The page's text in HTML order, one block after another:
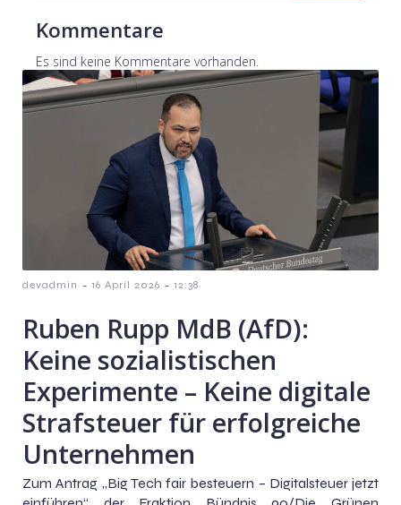
Kommentare
Es sind keine Kommentare vorhanden.
devadmin - 16 April 2026 - 12:38
Ruben Rupp MdB (AfD):
Keine sozialistischen
Experimente – Keine digitale
Strafsteuer für erfolgreiche
Unternehmen
Zum Antrag „Big Tech fair besteuern – Digitalsteuer jetzt